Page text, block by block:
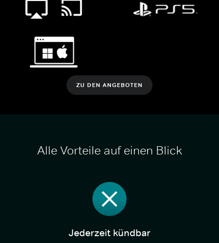
ZU DEN ANGEBOTEN
Alle Vorteile auf einen Blick
Jederzeit kündbar